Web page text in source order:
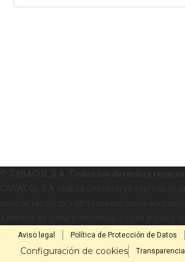
Aviso legal Política de Protección de Datos
Configuración de cookies Transparencia